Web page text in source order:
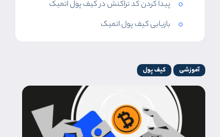
پیدا کردن کد تراکنش در کیف پول اتمیک
بازیابی کیف پول اتمیک
آموزشی کیف پول